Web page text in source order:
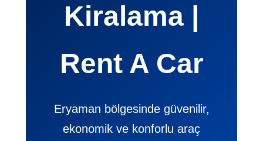
Kiralama |
Rent A Car
Eryaman bölgesinde güvenilir,
ekonomik ve konforlu araç